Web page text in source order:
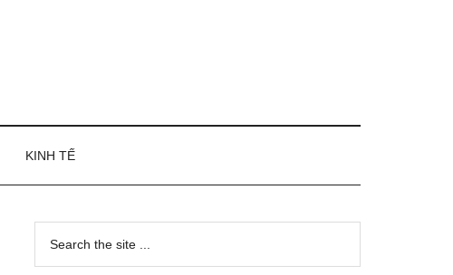
KINH TẾ
Sidebar
chính